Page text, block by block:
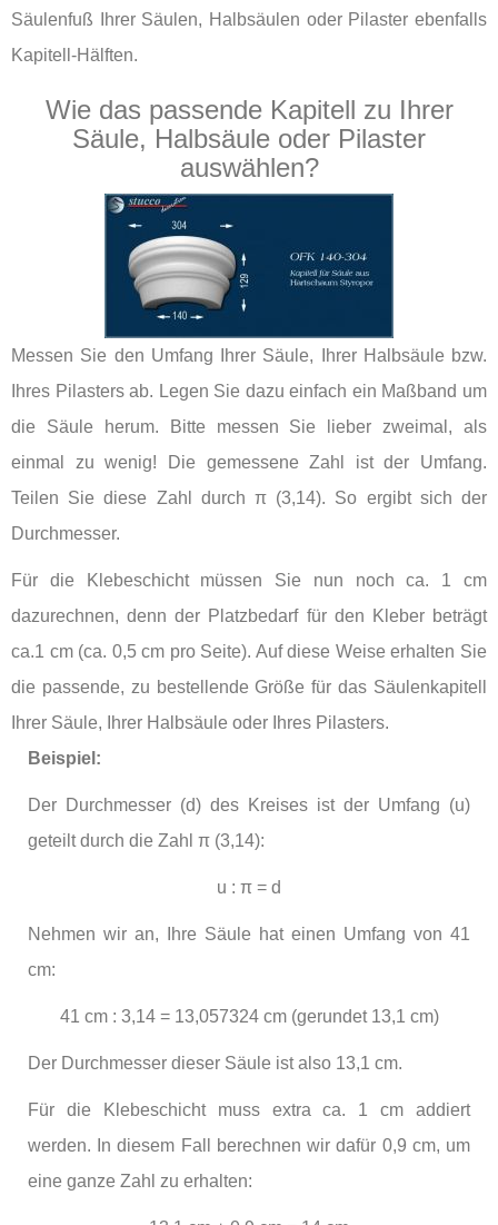
Säulenfuß Ihrer Säulen, Halbsäulen oder Pilaster ebenfalls
Kapitell-Hälften.
Wie das passende Kapitell zu Ihrer
Säule, Halbsäule oder Pilaster
auswählen?
Messen Sie den Umfang Ihrer Säule, Ihrer Halbsäule bzw.
Ihres Pilasters ab. Legen Sie dazu einfach ein Maßband um
die Säule herum. Bitte messen Sie lieber zweimal, als
einmal zu wenig! Die gemessene Zahl ist der Umfang.
Teilen Sie diese Zahl durch π (3,14). So ergibt sich der
Durchmesser.
Für die Klebeschicht müssen Sie nun noch ca. 1 cm
dazurechnen, denn der Platzbedarf für den Kleber beträgt
ca.1 cm (ca. 0,5 cm pro Seite). Auf diese Weise erhalten Sie
die passende, zu bestellende Größe für das Säulenkapitell
Ihrer Säule, Ihrer Halbsäule oder Ihres Pilasters.
Beispiel:
Der Durchmesser (d) des Kreises ist der Umfang (u)
geteilt durch die Zahl π (3,14):
u : π = d
Nehmen wir an, Ihre Säule hat einen Umfang von 41
cm:
41 cm : 3,14 = 13,057324 cm (gerundet 13,1 cm)
Der Durchmesser dieser Säule ist also 13,1 cm.
Für die Klebeschicht muss extra ca. 1 cm addiert
werden. In diesem Fall berechnen wir dafür 0,9 cm, um
eine ganze Zahl zu erhalten: